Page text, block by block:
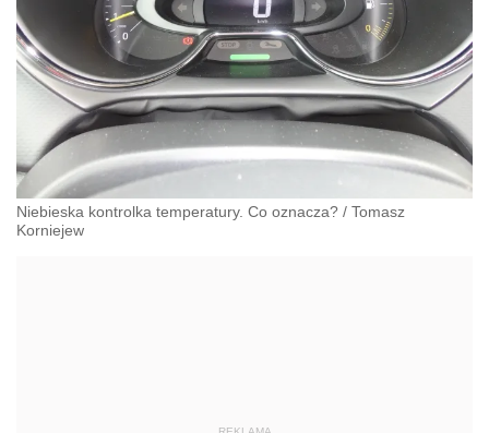
Niebieska kontrolka temperatury. Co oznacza? / Tomasz
Korniejew